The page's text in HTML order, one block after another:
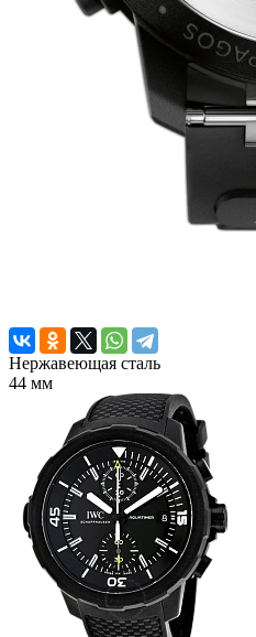
Нержавеющая сталь
44 мм